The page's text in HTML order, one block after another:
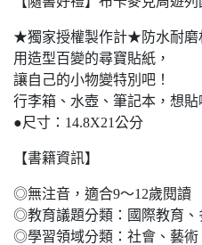
★獨家授權製作計★防水耐
用造型百變的尋寶貼紙，
讓自己的小物變特別吧！
行李箱、水壺、筆記本，想貼
●尺寸：14.8X21公分
【書籍資訊】
◎無注音，適合9～12歲閱讀
◎教育議題分類：國際教育、
◎學習領域分類：社會、藝術